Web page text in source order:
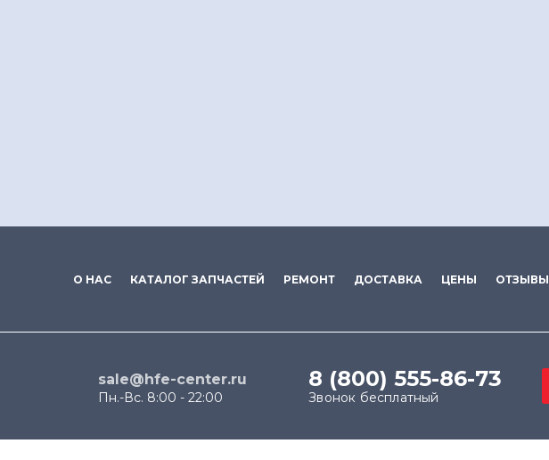
О НАС КАТАЛОГ ЗАПЧАСТЕЙ РЕМОНТ ДОСТАВКА ЦЕНЫ ОТЗЫВЫ
sale@hfe-center.ru
Пн.-Вс. 8:00 - 22:00
8 (800) 555-86-73
Звонок бесплатный